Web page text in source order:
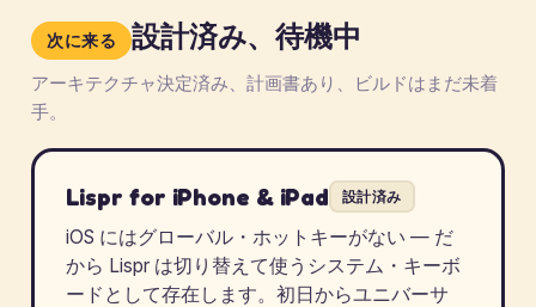
次に来る 設計済み、待機中
アーキテクチャ決定済み、計画書あり、ビルドはまだ未着
手。
Lispr for iPhone & iPad 設計済み
iOS にはグローバル・ホットキーがない — だ
から Lispr は切り替えて使うシステム・キーボ
ードとして存在します。初日からユニバーサ